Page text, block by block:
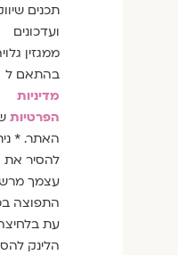
תכנים
ועדכונים
ממגזין גלויה
בהתאם ל
מדיניות
הפרטיות
האתר. * ניתן
להסיר את
עצמך
התפוצה
עת בלחיצה
הלינק